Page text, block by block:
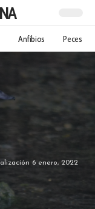
Anfibios Peces
6 enero, 2022